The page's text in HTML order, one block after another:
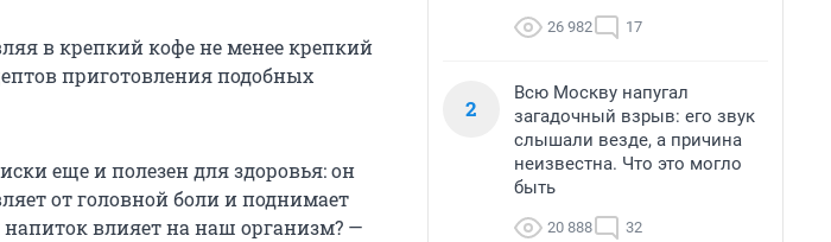
в крепкий кофе не менее крепкий
приготовления подобных
еще и полезен для здоровья: он
от головной боли и поднимает
влияет на наш организм? —
26 982 17
2
Всю Москву напугал
загадочный взрыв: его звук
слышали везде, а причина
неизвестна. Что это могло
быть
20 888 32